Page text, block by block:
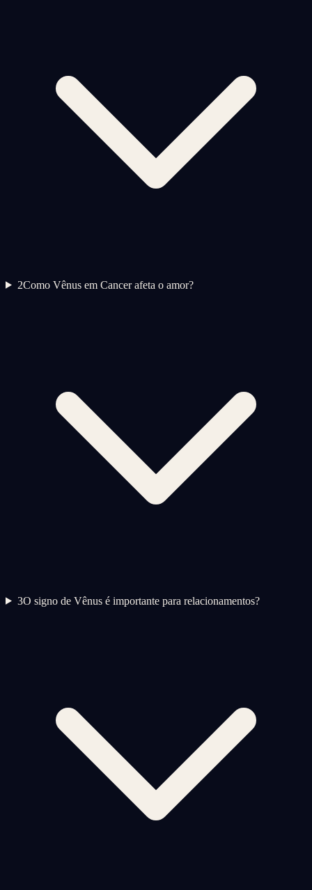
2Como Vênus em Cancer afeta o amor?
3O signo de Vênus é importante para relacionamentos?